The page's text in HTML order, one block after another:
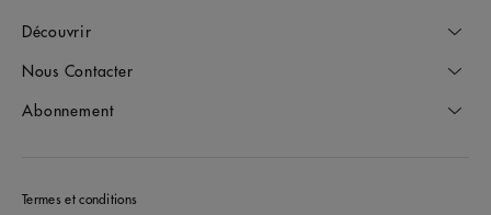
Découvrir
Nous Contacter
Abonnement
Termes et conditions